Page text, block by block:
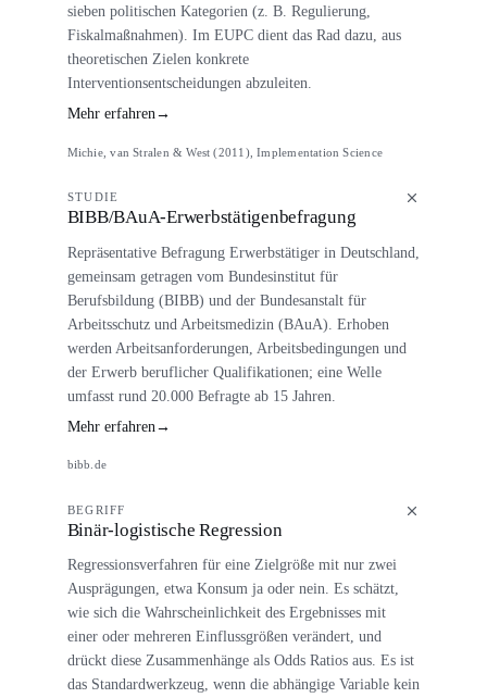
sieben politischen Kategorien (z. B. Regulierung,
Fiskalmaßnahmen). Im EUPC dient das Rad dazu, aus
theoretischen Zielen konkrete
Interventionsentscheidungen abzuleiten.
Mehr erfahren→
Michie, van Stralen & West (2011), Implementation Science
STUDIE
BIBB/BAuA-Erwerbstätigenbefragung
Repräsentative Befragung Erwerbstätiger in Deutschland,
gemeinsam getragen vom Bundesinstitut für
Berufsbildung (BIBB) und der Bundesanstalt für
Arbeitsschutz und Arbeitsmedizin (BAuA). Erhoben
werden Arbeitsanforderungen, Arbeitsbedingungen und
der Erwerb beruflicher Qualifikationen; eine Welle
umfasst rund 20.000 Befragte ab 15 Jahren.
Mehr erfahren→
bibb.de
BEGRIFF
Binär-logistische Regression
Regressionsverfahren für eine Zielgröße mit nur zwei
Ausprägungen, etwa Konsum ja oder nein. Es schätzt,
wie sich die Wahrscheinlichkeit des Ergebnisses mit
einer oder mehreren Einflussgrößen verändert, und
drückt diese Zusammenhänge als Odds Ratios aus. Es ist
das Standardwerkzeug, wenn die abhängige Variable kein